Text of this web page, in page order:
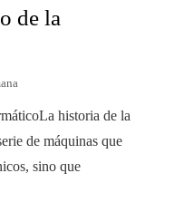
de la
historia de la
de máquinas que
sino que